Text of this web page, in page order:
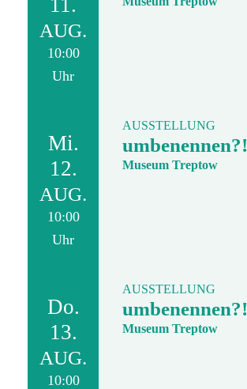
11.
AUG.
10:00
Uhr
Mi.
12.
AUG.
10:00
Uhr
AUSSTELLUNG
umbenennen?!
Museum Treptow
Do.
13.
AUG.
10:00
AUSSTELLUNG
umbenennen?!
Museum Treptow